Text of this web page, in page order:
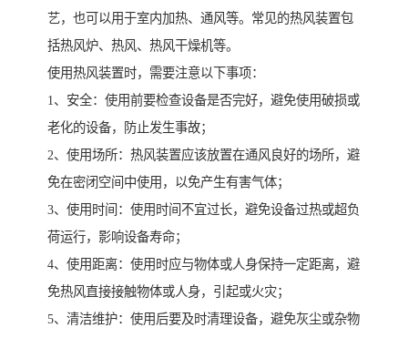
艺，也可以用于室内加热、通风等。常见的热风装置包
括热风炉、热风、热风干燥机等。
使用热风装置时，需要注意以下事项：
1、安全：使用前要检查设备是否完好，避免使用破损或
老化的设备，防止发生事故；
2、使用场所：热风装置应该放置在通风良好的场所，避
免在密闭空间中使用，以免产生有害气体；
3、使用时间：使用时间不宜过长，避免设备过热或超负
荷运行，影响设备寿命；
4、使用距离：使用时应与物体或人身保持一定距离，避
免热风直接接触物体或人身，引起或火灾；
5、清洁维护：使用后要及时清理设备，避免灰尘或杂物